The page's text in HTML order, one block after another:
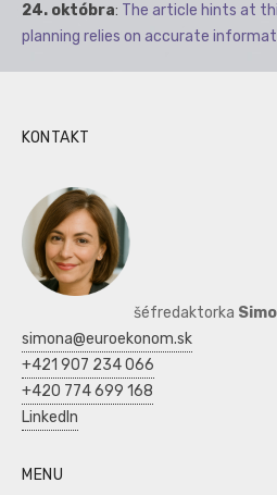
24. októbra: The article hints at
planning relies on accurate
KONTAKT
šéfredaktorka
simona@euroekonom.sk
+421 907 234 066
+420 774 699 168
LinkedIn
MENU